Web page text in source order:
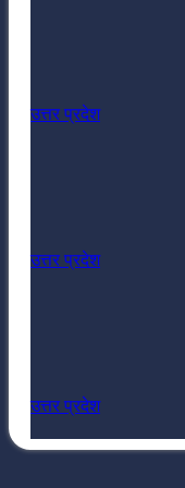
उत्तर प्रदेश
उत्तर प्रदेश
उत्तर प्रदेश